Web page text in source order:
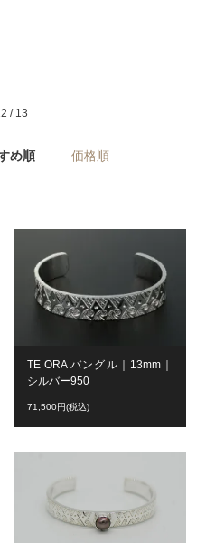
/ 13
め順 価格順
TE ORA バングル｜13mm｜
シルバー950
71,500円(税込)